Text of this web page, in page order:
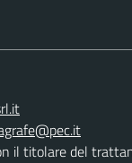
il titolare del